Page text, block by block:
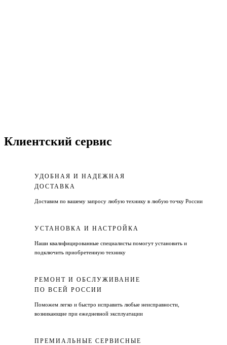
Клиентский сервис
УДОБНАЯ И НАДЕЖНАЯ
ДОСТАВКА
Доставим по вашему запросу любую технику в любую точку России
УСТАНОВКА И НАСТРОЙКА
Наши квалифицированные специалисты помогут установить и
подключить приобретенную технику
РЕМОНТ И ОБСЛУЖИВАНИЕ
ПО ВСЕЙ РОССИИ
Поможем легко и быстро исправить любые неисправности,
возникающие при ежедневной эксплуатации
ПРЕМИАЛЬНЫЕ СЕРВИСНЫЕ